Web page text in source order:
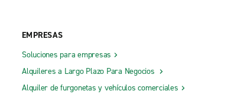
EMPRESAS
Soluciones para empresas
Alquileres a Largo Plazo Para Negocios
Alquiler de furgonetas y vehículos comerciales